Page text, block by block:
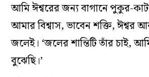
আমি ঈশ্বরের জন্য বাগানে পুকুর-
আমার বিশ্বাস, ভাবেন শক্তি, ঈশ্বর
জলেই। ‘জলের শান্তিটি তাঁর চাই,
বুঝেছি।’